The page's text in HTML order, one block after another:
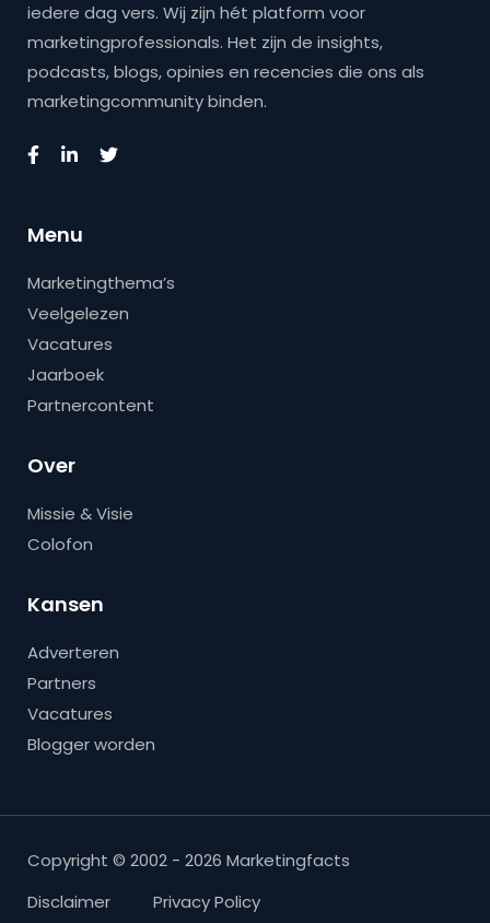
iedere dag vers. Wij zijn hét platform voor
marketingprofessionals. Het zijn de insights,
podcasts, blogs, opinies en recencies die ons als
marketingcommunity binden.
Menu
Marketingthema’s
Veelgelezen
Vacatures
Jaarboek
Partnercontent
Over
Missie & Visie
Colofon
Kansen
Adverteren
Partners
Vacatures
Blogger worden
Copyright © 2002 - 2026 Marketingfacts
Disclaimer
Privacy Policy